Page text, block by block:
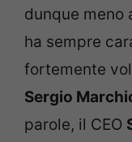
dunque meno
ha sempre
fortemente
Sergio
parole, il CEO